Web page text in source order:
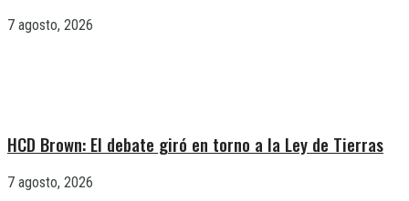
7 agosto, 2026
HCD Brown: El debate giró en torno a la Ley de Tierras
7 agosto, 2026